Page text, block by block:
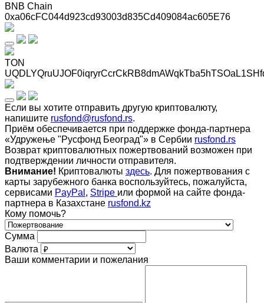
BNB Chain
0xa06cFC044d923cd93003d835Cd409084ac605E76
TON
Если вы хотите отправить другую криптовалюту,
напишите rusfond@rusfond.rs.
Приём обеспечивается при поддержке фонда-партнера
«Удружење "Русфонд Београд"» в Сербии rusfond.rs
Возврат криптовалютных пожертвований возможен при
подтверждении личности отправителя.
Внимание! Криптовалюты здесь. Для пожертвования с
карты зарубежного банка воспользуйтесь, пожалуйста,
сервисами PayPal , Stripe или формой на сайте фонда-
партнера в Казахстане rusfond.kz
Кому помочь?
Сумма
Валюта
Ваши комментарии и пожелания